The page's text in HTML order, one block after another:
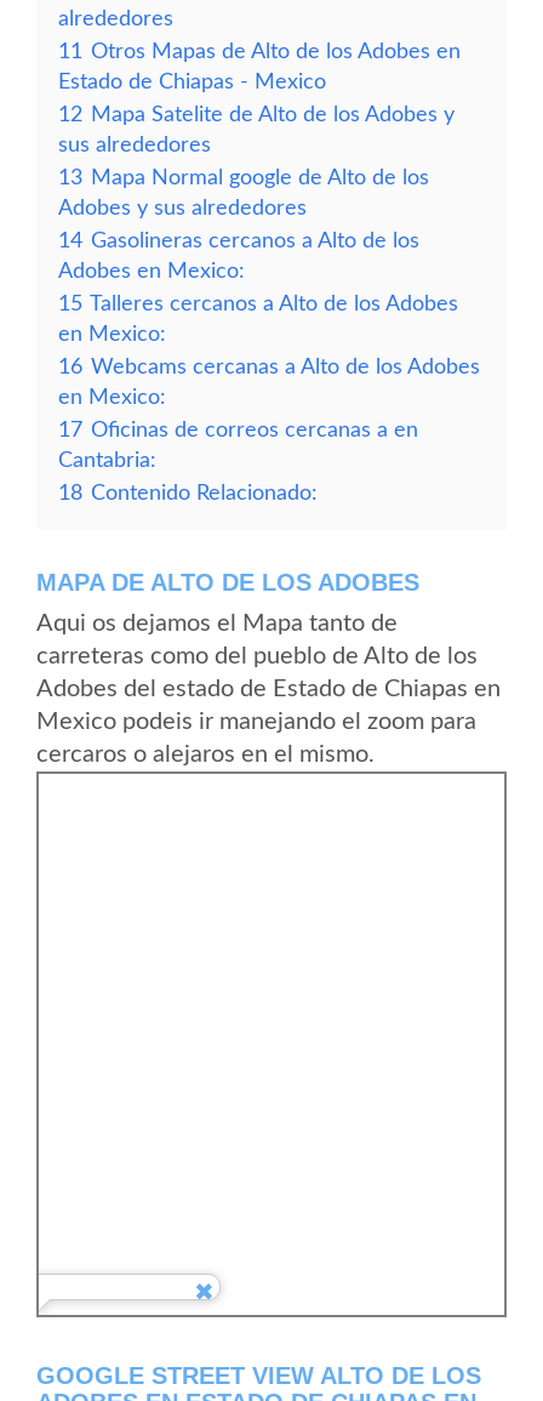
alrededores
11 Otros Mapas de Alto de los Adobes en
Estado de Chiapas - Mexico
12 Mapa Satelite de Alto de los Adobes y
sus alrededores
13 Mapa Normal google de Alto de los
Adobes y sus alrededores
14 Gasolineras cercanos a Alto de los
Adobes en Mexico:
15 Talleres cercanos a Alto de los Adobes
en Mexico:
16 Webcams cercanas a Alto de los Adobes
en Mexico:
17 Oficinas de correos cercanas a en
Cantabria:
18 Contenido Relacionado:
MAPA DE ALTO DE LOS ADOBES
Aqui os dejamos el Mapa tanto de
carreteras como del pueblo de Alto de los
Adobes del estado de Estado de Chiapas en
Mexico podeis ir manejando el zoom para
cercaros o alejaros en el mismo.
GOOGLE STREET VIEW ALTO DE LOS